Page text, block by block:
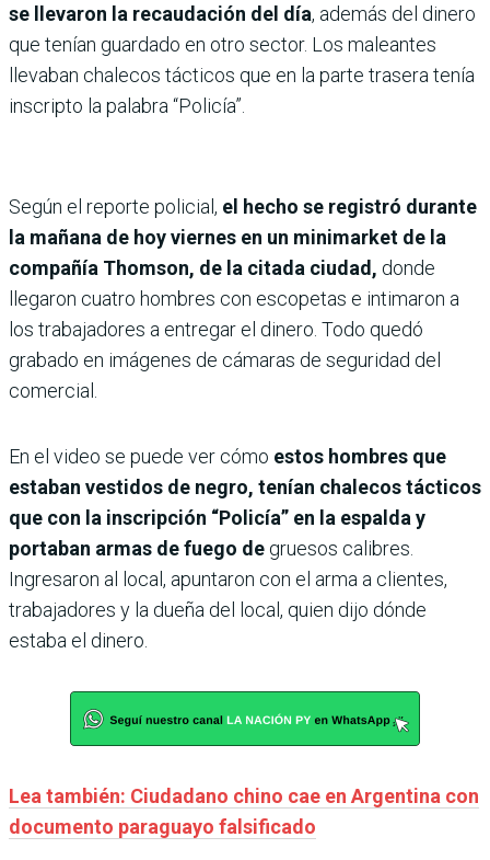
se llevaron la recaudación del día, además del dinero
que tenían guardado en otro sector. Los maleantes
llevaban chalecos tácticos que en la parte trasera tenía
inscripto la palabra “Policía”.
Según el reporte policial, el hecho se registró durante
la mañana de hoy viernes en un minimarket de la
compañía Thomson, de la citada ciudad, donde
llegaron cuatro hombres con escopetas e intimaron a
los trabajadores a entregar el dinero. Todo quedó
grabado en imágenes de cámaras de seguridad del
comercial.
En el video se puede ver cómo estos hombres que
estaban vestidos de negro, tenían chalecos tácticos
que con la inscripción “Policía” en la espalda y
portaban armas de fuego de gruesos calibres.
Ingresaron al local, apuntaron con el arma a clientes,
trabajadores y la dueña del local, quien dijo dónde
estaba el dinero.
Lea también: Ciudadano chino cae en Argentina con
documento paraguayo falsificado